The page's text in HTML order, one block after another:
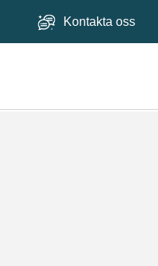
Kontakta oss